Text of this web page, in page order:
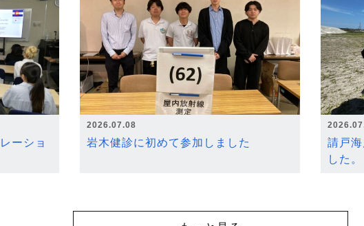
ーショ
2026.07.08
岩木健診に初めて参加しました
請戸
した。